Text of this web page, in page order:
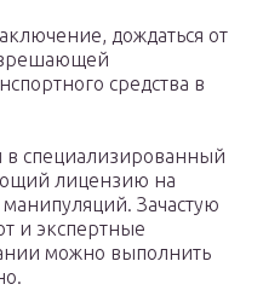
дождаться от
средства в
в специализированный
лицензию на
Зачастую
и экспертные
можно выполнить